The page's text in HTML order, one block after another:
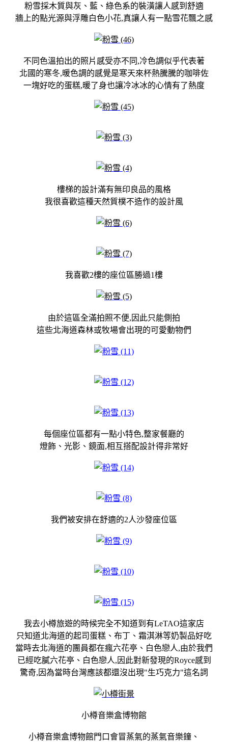
粉雪採木質與灰、藍、綠色系的裝潢讓人感到舒適
牆上的點光源與浮雕白色小花,真讓人有一點雪花飄之感
不同色溫拍出的照片感受亦不同,冷色調似乎代表著
北國的寒冬,暖色調的感覺是寒天來杯熱騰騰的咖啡佐
一塊好吃的蛋糕,暖了身也讓冷冰冰的心情有了熱度
樓梯的設計滿有無印良品的風格
我很喜歡這種天然質樸不造作的設計風
我喜歡2樓的座位區勝過1樓
由於這區全滿拍照不便,因此只能側拍
這些北海道森林或牧場會出現的可愛動物們
每個座位區都有一點小特色,整家餐廳的
燈飾、光影、鏡面,相互搭配設計得非常好
我們被安排在舒適的2人沙發座位區
我去小樽旅遊的時候完全不知道到有LeTAO這家店
只知道北海道的起司蛋糕、布丁、霜淇淋等奶製品好吃
當時去北海道的團員都在瘋六花亭、白色戀人,由於我們
已經吃膩六花亭、白色戀人,因此對新發現的Royce感到
驚奇,因為當時台灣應該都還沒出現"生巧克力"這名詞
小樽音樂盒博物館
小樽音樂盒博物館門口會冒蒸氣的蒸氣音樂鐘、